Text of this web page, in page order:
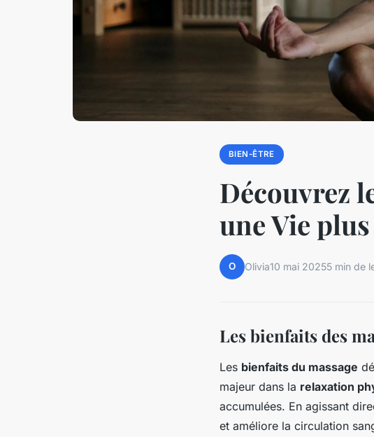
BIEN-ÊTRE
Découvrez
une Vie
O Olivia10 mai 20255 min de
Les bienfaits des
Les bienfaits du massage
majeur dans la relaxation
accumulées. En agissant
et améliore la circulation